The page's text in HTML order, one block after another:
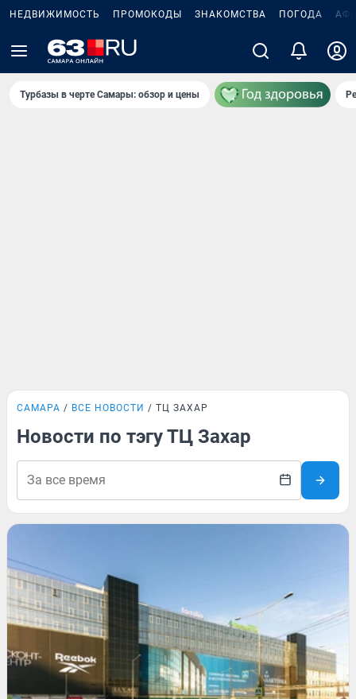
НЕДВИЖИМОСТЬ ПРОМОКОДЫ ЗНАКОМСТВА ПОГОДА
Турбазы в черте Самары: обзор и цены
САМАРА ВСЕ НОВОСТИ ТЦ ЗАХАР
Новости по тэгу ТЦ Захар